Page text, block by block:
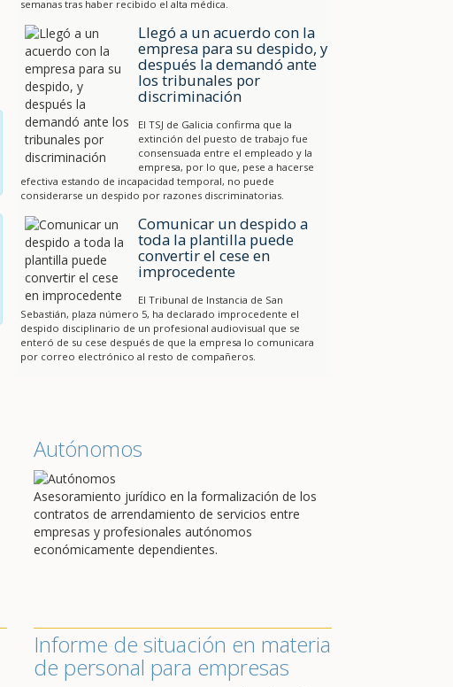
semanas tras haber recibido el alta médica.
Llegó a un acuerdo con la
empresa para su despido, y
después la demandó ante
los tribunales por
discriminación
El TSJ de Galicia confirma que la
extinción del puesto de trabajo fue
consensuada entre el empleado y la
empresa, por lo que, pese a hacerse
efectiva estando de incapacidad temporal, no puede
considerarse un despido por razones discriminatorias.
Comunicar un despido a
toda la plantilla puede
convertir el cese en
improcedente
El Tribunal de Instancia de San
Sebastián, plaza número 5, ha declarado improcedente el
despido disciplinario de un profesional audiovisual que se
enteró de su cese después de que la empresa lo comunicara
por correo electrónico al resto de compañeros.
Autónomos
Asesoramiento jurídico en la formalización de los
contratos de arrendamiento de servicios entre
empresas y profesionales autónomos
económicamente dependientes.
Informe de situación en materia
de personal para empresas